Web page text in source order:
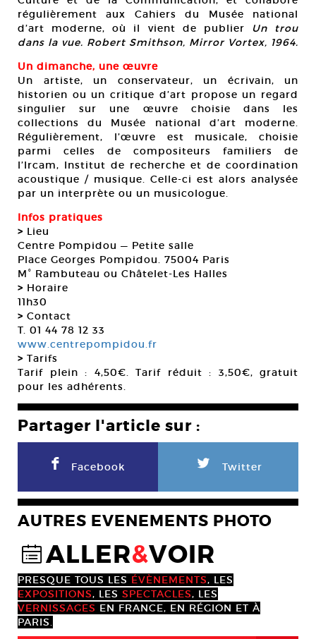
régulièrement aux Cahiers du Musée national
d’art moderne, où il vient de publier
Un trou
dans la vue. Robert Smithson, Mirror Vortex, 1964.
Un dimanche, une œuvre
Un artiste, un conservateur, un écrivain, un
historien ou un critique d’art propose un regard
singulier sur une œuvre choisie dans les
collections du Musée national d’art moderne.
Régulièrement, l’œuvre est musicale, choisie
parmi celles de compositeurs familiers de
l’Ircam, Institut de recherche et de coordination
acoustique / musique. Celle-ci est alors analysée
par un interprète ou un musicologue.
Infos pratiques
> Lieu
Centre Pompidou — Petite salle
Place Georges Pompidou. 75004 Paris
M° Rambuteau ou Châtelet-Les Halles
> Horaire
11h30
> Contact
T. 01 44 78 12 33
www.centrepompidou.fr
> Tarifs
Tarif plein : 4,50€. Tarif réduit : 3,50€, gratuit
pour les adhérents.
Partager l'article sur :
F Facebook L Twitter
AUTRES EVENEMENTS PHOTO
@ALLER&VOIR
PRESQUE TOUS LES ÉVÈNEMENTS, LES
EXPOSITIONS, LES SPECTACLES, LES
VERNISSAGES EN FRANCE, EN RÉGION ET À
PARIS.